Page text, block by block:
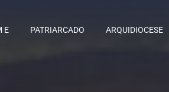
E PATRIARCADO ARQUIDIOCESE